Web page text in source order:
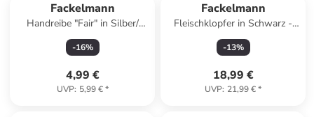
Fackelmann
Handreibe "Fair" in Silber/
Natur - (L)23 cm
-16%
4,99 €
UVP: 5,99 €*
Fackelmann
Fleischklopfer in Schwarz -
(L)26 cm
-13%
18,99 €
UVP: 21,99 €*